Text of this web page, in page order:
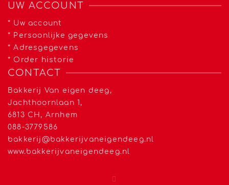
UW ACCOUNT
* Uw account
* Persoonlijke gegevens
*Adresgegevens
* Order historie
CONTACT
Bakkerij Van eigen deeg,
Jachthoornlaan 1,
6813 CH, Arnhem
088-3779586
bakkerij@bakkerijvaneigendeeg.nl
www.bakkerijvaneigendeeg.nl